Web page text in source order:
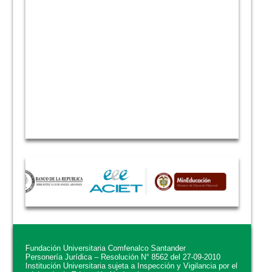
Fundación Universitaria Comfenalco Santander
Personería Jurídica – Resolución N° 8562 del 27-09-2010
Institución Universitaria sujeta a Inspección y Vigilancia por el